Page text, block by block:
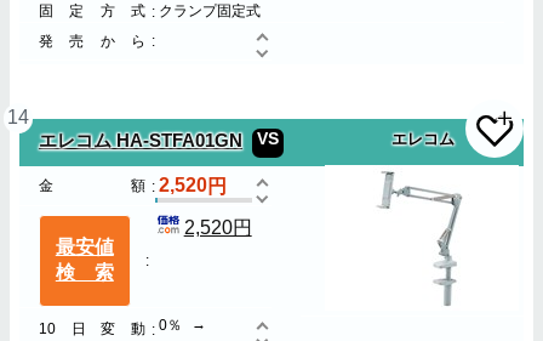
固定方式
クランプ固定式
発売から
14
エレコム HA-STFA01GN
VS エレコム
金額 2,520
最安値
検索
2,520円
10日変動 0％